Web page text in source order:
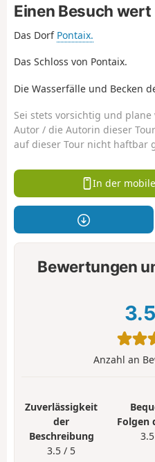
Einen Besuch wert
Das Dorf Pontaix.
Das Schloss von Pontaix.
Die Wasserfälle und Becken
Sei stets vorsichtig und
Autor / die Autorin dieser
auf dieser Tour nicht haftbar
In der
Bewertungen
3.5
Anzahl an
Zuverlässigkeit
der
Beschreibung
3.5 / 5
Folgen